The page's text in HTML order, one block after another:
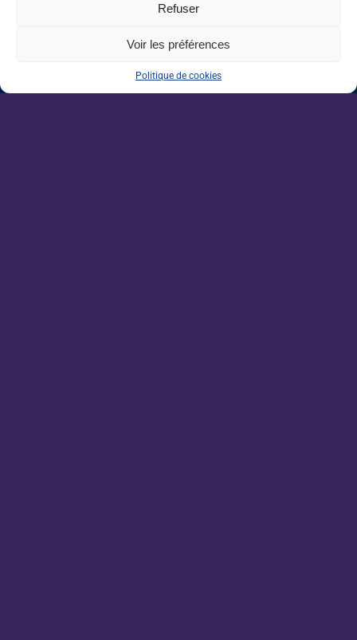
Refuser
Voir les préférences
Politique de cookies
VAE : un levier encore sous-exploité pour